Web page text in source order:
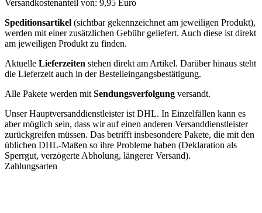
Versandkostenanteil von: 9,95 Euro
Speditionsartikel (sichtbar gekennzeichnet am jeweiligen Produkt),
werden mit einer zusätzlichen Gebühr geliefert. Auch diese ist direkt
am jeweiligen Produkt zu finden.
Aktuelle Lieferzeiten stehen direkt am Artikel. Darüber hinaus steht
die Lieferzeit auch in der Bestelleingangsbestätigung.
Alle Pakete werden mit Sendungsverfolgung versandt.
Unser Hauptversanddienstleister ist DHL. In Einzelfällen kann es
aber möglich sein, dass wir auf einen anderen Versanddienstleister
zurückgreifen müssen. Das betrifft insbesondere Pakete, die mit den
üblichen DHL-Maßen so ihre Probleme haben (Deklaration als
Sperrgut, verzögerte Abholung, längerer Versand).
Zahlungsarten